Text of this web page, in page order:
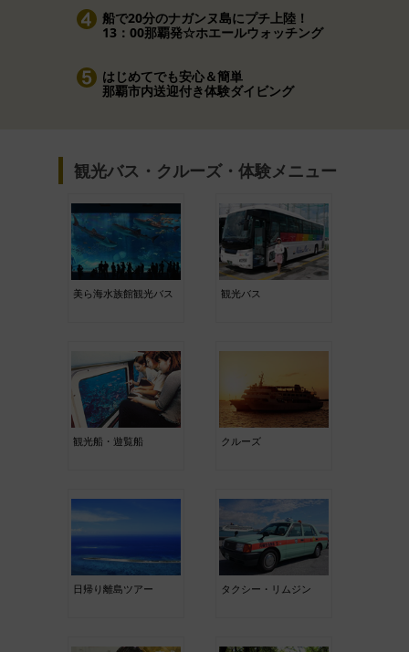
船で20分のナガンヌ島にプチ上陸！
13：00那覇発☆ホエールウォッチング
はじめてでも安心＆簡単
那覇市内送迎付き体験ダイビング
観光バス・クルーズ・体験メニュー
美ら海水族館観光バス 観光バス
観光船・遊覧船 クルーズ
日帰り離島ツアー タクシー・リムジン